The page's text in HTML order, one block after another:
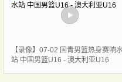
【录像】07-02 国青男篮热身赛响
站 中国男篮U16 - 澳大利亚U16